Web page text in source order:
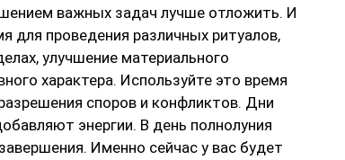
важных задач лучше отложить. И
для проведения различных ритуалов,
улучшение материального
характера. Используйте это время
споров и конфликтов. Дни
энергии. В день полнолуния
Именно сейчас у вас будет